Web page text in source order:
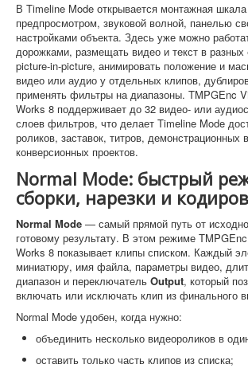
В Timeline Mode открывается монтажная
предпросмотром, звуковой волной, панелью
настройками объекта. Здесь уже можно
дорожками, размещать видео и текст в
picture-in-picture, анимировать положение и
видео или аудио у отдельных клипов,
применять фильтры на диапазоны. TMPGEnc
Works 8 поддерживает до 32 видео- или
слоев фильтров, что делает Timeline Mode
роликов, заставок, титров, демонстрационных
конверсионных проектов.
Normal Mode: быстрый
сборки, нарезки и
Normal Mode — самый прямой путь от
готовому результату. В этом режиме
Works 8 показывает клипы списком. Каждый
миниатюру, имя файла, параметры видео,
диапазон и переключатель Output, который
включать или исключать клип из финального
Normal Mode удобен, когда нужно:
объединить несколько видеороликов в
оставить только часть клипов из списка;